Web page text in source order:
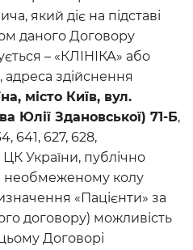
який діє на підставі
даного Договору
– «КЛІНІКА» або
здійснення
місто Київ, вул.
Юлії Здановської) 71-Б,
641, 627, 628,
України, публічно
необмеженому колу
«Пацієнти» за
договору) можливість
Договорі